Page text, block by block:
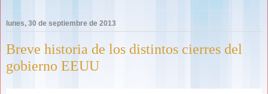
lunes, 30 de septiembre de 2013
Breve historia de los distintos cierres del
gobierno EEUU